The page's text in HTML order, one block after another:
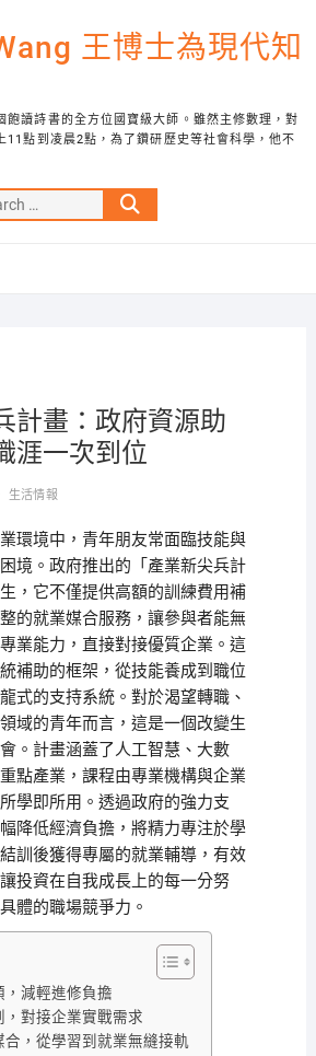
王博士為現代知
飽讀詩書的全方位國寶級大師。雖然主修數理，對
11點到凌晨2點，為了鑽研歷史等社會科學，他不
Search
…
計畫：政府資源助
涯一次到位
生活情報
環境中，青年朋友常面臨技能與
境。政府推出的「產業新尖兵計
，它不僅提供高額的訓練費用補
的就業媒合服務，讓參與者能無
業能力，直接對接優質企業。這
補助的框架，從技能養成到職位
式的支持系統。對於渴望轉職、
域的青年而言，這是一個改變生
。計畫涵蓋了人工智慧、大數
點產業，課程由專業機構與企業
學即所用。透過政府的強力支
降低經濟負擔，將精力專注於學
訓後獲得專屬的就業輔導，有效
投資在自我成長上的每一分努
體的職場競爭力。
，減輕進修負擔
，對接企業實戰需求
合，從學習到就業無縫接軌